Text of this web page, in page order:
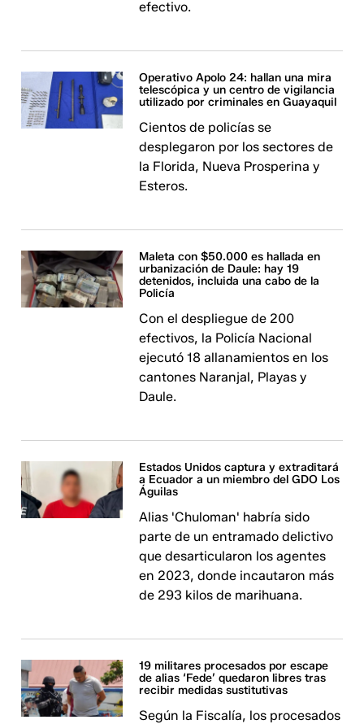
efectivo.
Operativo Apolo 24: hallan una mira
telescópica y un centro de vigilancia
utilizado por criminales en Guayaquil
Cientos de policías se
desplegaron por los sectores de
la Florida, Nueva Prosperina y
Esteros.
Maleta con $50.000 es hallada en
urbanización de Daule: hay 19
detenidos, incluida una cabo de la
Policía
Con el despliegue de 200
efectivos, la Policía Nacional
ejecutó 18 allanamientos en los
cantones Naranjal, Playas y
Daule.
Estados Unidos captura y extraditará
a Ecuador a un miembro del GDO Los
Águilas
Alias 'Chuloman' habría sido
parte de un entramado delictivo
que desarticularon los agentes
en 2023, donde incautaron más
de 293 kilos de marihuana.
19 militares procesados por escape
de alias ‘Fede’ quedaron libres tras
recibir medidas sustitutivas
Según la Fiscalía, los procesados